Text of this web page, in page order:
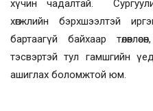
хүчин чадалтай.
хөгжлийн бэрхшээлтэй
бартаагүй байхаар
тэсвэртэй тул гамшгийн
ашиглах боломжтой юм.